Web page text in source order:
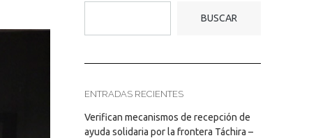
BUSCAR
ENTRADAS RECIENTES
Verifican mecanismos de recepción de
ayuda solidaria por la frontera Táchira –